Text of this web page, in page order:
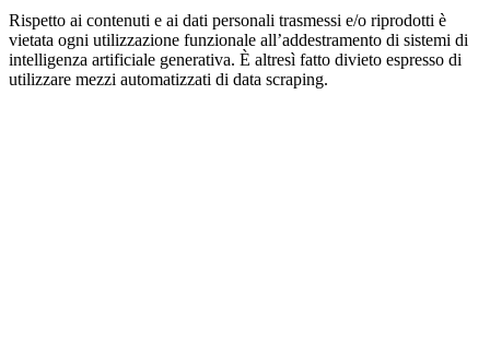
Rispetto ai contenuti e ai dati personali trasmessi e/o riprodotti è
vietata ogni utilizzazione funzionale all’addestramento di sistemi di
intelligenza artificiale generativa. È altresì fatto divieto espresso di
utilizzare mezzi automatizzati di data scraping.